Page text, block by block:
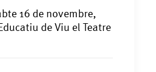
16 de novembre,
de Viu el Teatre